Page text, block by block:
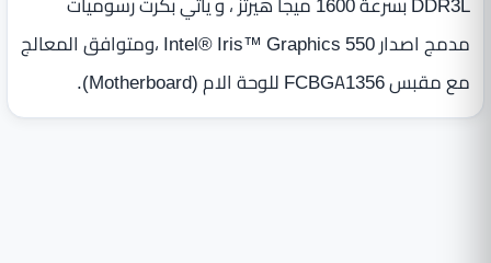
مدمج اصدار Intel® Iris™ Graphics 550 ،ومتوافق المعالج
مع مقبس FCBGA1356 للوحة الام (Motherboard).